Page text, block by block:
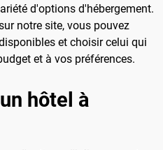
d'options d'hébergement.
notre site, vous pouvez
et choisir celui qui
et à vos préférences.
hôtel à